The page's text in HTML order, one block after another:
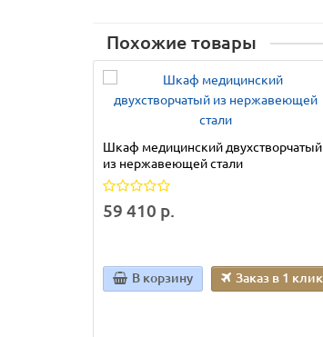
Похожие товары
Шкаф медицинский двухстворчатый
из нержавеющей стали
59 410 р.
В корзину Заказ в 1 клик